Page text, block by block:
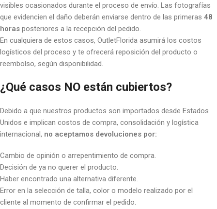
visibles ocasionados durante el proceso de envío. Las fotografías
que evidencien el daño deberán enviarse dentro de las primeras 48
horas posteriores a la recepción del pedido.
En cualquiera de estos casos, OutletFlorida asumirá los costos
logísticos del proceso y te ofrecerá reposición del producto o
reembolso, según disponibilidad.
¿Qué casos NO están cubiertos?
Debido a que nuestros productos son importados desde Estados
Unidos e implican costos de compra, consolidación y logística
internacional, no aceptamos devoluciones por:
Cambio de opinión o arrepentimiento de compra.
Decisión de ya no querer el producto.
Haber encontrado una alternativa diferente.
Error en la selección de talla, color o modelo realizado por el
cliente al momento de confirmar el pedido.